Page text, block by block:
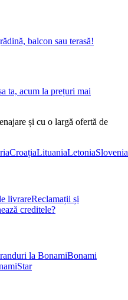
balcon sau terasă!
ta, acum la prețuri mai
și cu o largă ofertă de
CroațiaLituaniaLetoniaSlovenia
livrareReclamații și
creditele?
la BonamiBonami